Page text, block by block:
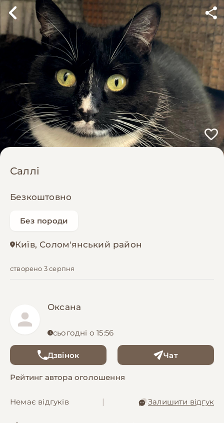
Саллі
Безкоштовно
Без породи
Київ, Солом'янський район
створено 3 серпня
Оксана
сьогодні о 15:56
Дзвінок Чат
Рейтинг автора оголошення
Немає відгуків Залишити відгук